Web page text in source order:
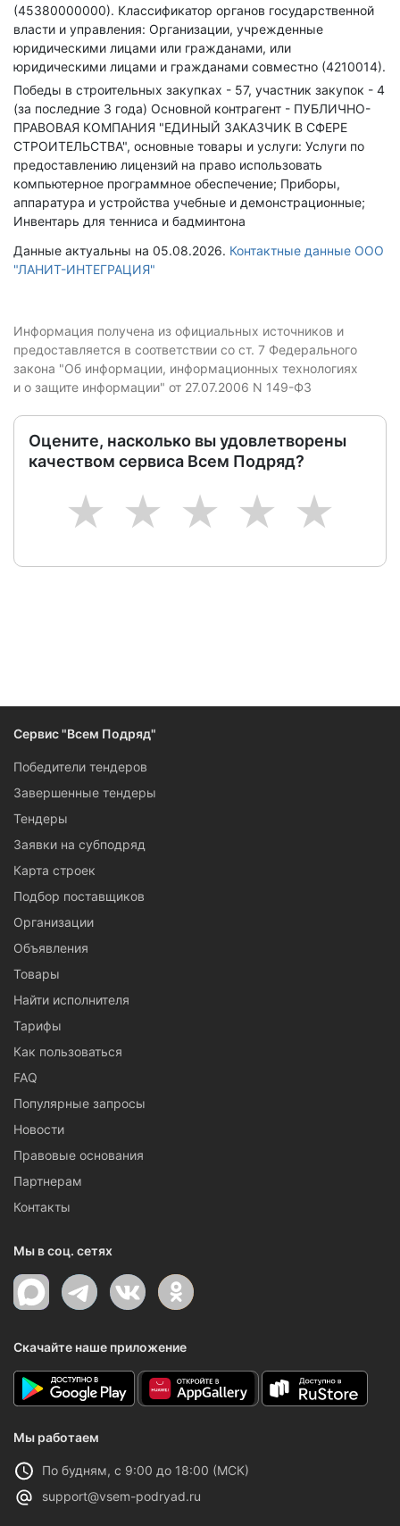
(45380000000). Классификатор органов государственной
власти и управления: Организации, учрежденные
юридическими лицами или гражданами, или
юридическими лицами и гражданами совместно (4210014).
Победы в строительных закупках - 57, участник закупок - 4
(за последние 3 года) Основной контрагент - ПУБЛИЧНО-
ПРАВОВАЯ КОМПАНИЯ "ЕДИНЫЙ ЗАКАЗЧИК В СФЕРЕ
СТРОИТЕЛЬСТВА", основные товары и услуги: Услуги по
предоставлению лицензий на право использовать
компьютерное программное обеспечение; Приборы,
аппаратура и устройства учебные и демонстрационные;
Инвентарь для тенниса и бадминтона
Данные актуальны на 05.08.2026. Контактные данные ООО
"ЛАНИТ-ИНТЕГРАЦИЯ"
Информация получена из официальных источников и
предоставляется в соответствии со ст. 7 Федерального
закона "Об информации, информационных технологиях
и о защите информации" от 27.07.2006 N 149-ФЗ
Оцените, насколько вы удовлетворены
качеством сервиса Всем Подряд?
5
4
3
2
1
Сервис "Всем Подряд"
Победители тендеров
Завершенные тендеры
Тендеры
Заявки на субподряд
Карта строек
Подбор поставщиков
Организации
Объявления
Товары
Найти исполнителя
Тарифы
Как пользоваться
FAQ
Популярные запросы
Новости
Правовые основания
Партнерам
Контакты
Мы в соц. сетях
Скачайте наше приложение
Мы работаем
По будням, с 9:00 до 18:00 (МСК)
support@vsem-podryad.ru